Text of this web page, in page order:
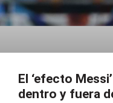
El ‘efecto
dentro y fuera